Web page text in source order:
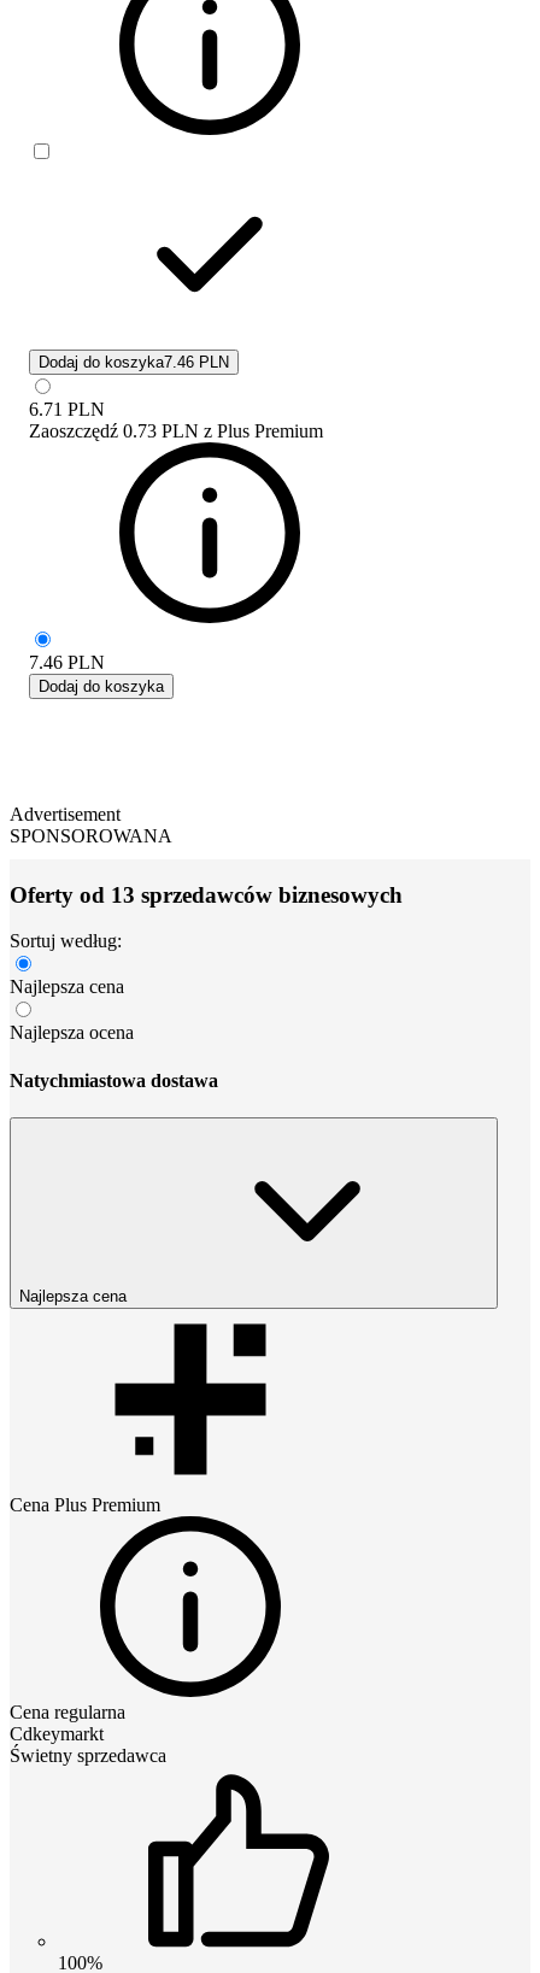
Dodaj do koszyka7.46 PLN
6.71 PLN
Zaoszczędź 0.73 PLN z Plus Premium
7.46 PLN
Dodaj do koszyka
Advertisement
SPONSOROWANA
Oferty od 13 sprzedawców biznesowych
Sortuj według:
Najlepsza cena
Najlepsza ocena
Natychmiastowa dostawa
Najlepsza cena
Cena Plus Premium
Cena regularna
Cdkeymarkt
Świetny sprzedawca
100%